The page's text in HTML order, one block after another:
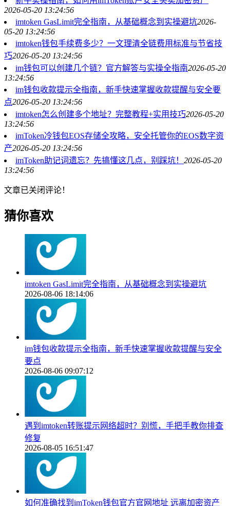
2026-05-20 13:24:56
imtoken GasLimit完全指南，从基础概念到实操避坑2026-
05-20 13:24:56
imtoken钱包手续费多少？一文理清全链费用标准与节省技
巧2026-05-20 13:24:56
im钱包可以创建几个链？官方解答与实操全指南2026-05-20
13:24:56
im钱包收款提示全指南，新手快速掌握收款提醒与安全要
点2026-05-20 13:24:56
imtoken怎么创建多个地址？完整教程+实用技巧2026-05-20
13:24:56
imToken冷钱包EOS存储全攻略，安全托管你的EOS数字资
产2026-05-20 13:24:56
imToken助记词遗忘？先搞懂这几点，别踩坑！ 2026-05-20
13:24:56
文章已关闭评论！
猜你喜欢
imtoken GasLimit完全指南，从基础概念到实操避坑
2026-08-06 18:14:06
im钱包收款提示全指南，新手快速掌握收款提醒与安全
要点
2026-08-06 09:07:12
遇到imtoken转账提示网络超时？别慌，手把手教你排查
修复
2026-08-05 16:51:47
如何准确找到imToken钱包官方官网地址 远离加密资产